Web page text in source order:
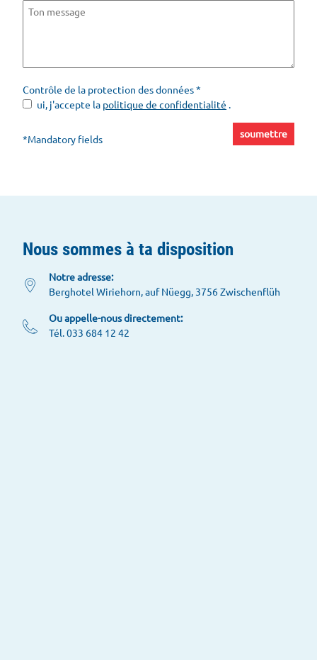
Contrôle de la protection des données*
ui, j'accepte la politique de confidentialité
*Mandatory fields soumettre
Nous sommes à ta disposition
Notre adresse:
Berghotel Wiriehorn, auf Nüegg, 3756 Zwischenflüh
Ou appelle-nous directement:
Tél. 033 684 12 42